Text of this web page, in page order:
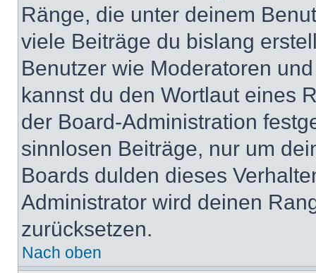
Ränge, die unter deinem
viele Beiträge du bislang
Benutzer wie Moderatoren
kannst du den Wortlaut eines
der Board-Administration
sinnlosen Beiträge, nur um
Boards dulden dieses
Administrator wird deinen
zurücksetzen.
Nach oben